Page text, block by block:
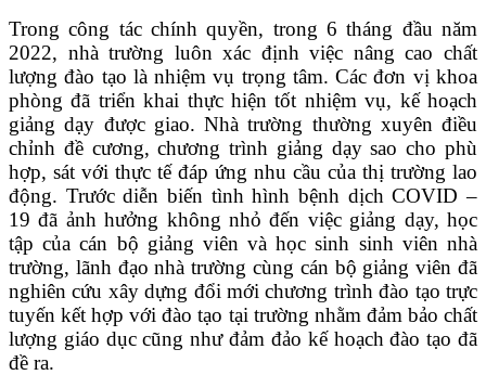
Trong công tác chính quyền, trong 6 tháng đầu năm
2022, nhà trường luôn xác định việc nâng cao chất
lượng đào tạo là nhiệm vụ trọng tâm. Các đơn vị khoa
phòng đã triển khai thực hiện tốt nhiệm vụ, kế hoạch
giảng dạy được giao. Nhà trường thường xuyên điều
chỉnh đề cương, chương trình giảng dạy sao cho phù
hợp, sát với thực tế đáp ứng nhu cầu của thị trường lao
động. Trước diễn biến tình hình bệnh dịch COVID –
19 đã ảnh hưởng không nhỏ đến việc giảng dạy, học
tập của cán bộ giảng viên và học sinh sinh viên nhà
trường, lãnh đạo nhà trường cùng cán bộ giảng viên đã
nghiên cứu xây dựng đổi mới chương trình đào tạo trực
tuyến kết hợp với đào tạo tại trường nhằm đảm bảo chất
lượng giáo dục cũng như đảm đảo kế hoạch đào tạo đã
đề ra.